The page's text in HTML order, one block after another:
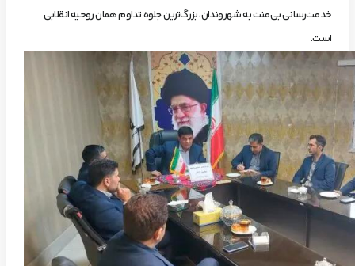
خدمت‌رسانی بی‌منت به شهروندان، بزرگ‌ترین جلوه تداوم همان روحیه انقلابی
است.